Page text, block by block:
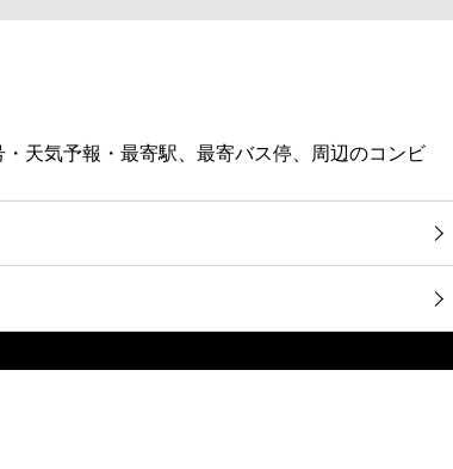
天気予報・最寄駅、最寄バス停、周辺のコンビ